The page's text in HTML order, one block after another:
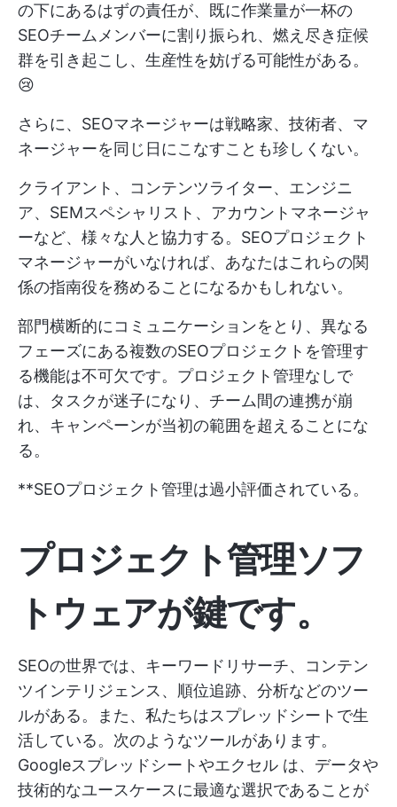
の下にあるはずの責任が、既に作業量が一杯の
SEOチームメンバーに割り振られ、燃え尽き症候
群を引き起こし、生産性を妨げる可能性がある。
😢
さらに、SEOマネージャーは戦略家、技術者、マ
ネージャーを同じ日にこなすことも珍しくない。
クライアント、コンテンツライター、エンジニ
ア、SEMスペシャリスト、アカウントマネージャ
ーなど、様々な人と協力する。SEOプロジェクト
マネージャーがいなければ、あなたはこれらの関
係の指南役を務めることになるかもしれない。
部門横断的にコミュニケーションをとり、異なる
フェーズにある複数のSEOプロジェクトを管理す
る機能は不可欠です。プロジェクト管理なしで
は、タスクが迷子になり、チーム間の連携が崩
れ、キャンペーンが当初の範囲を超えることにな
る。
**SEOプロジェクト管理は過小評価されている。
プロジェクト管理ソフ
トウェアが鍵です。
SEOの世界では、キーワードリサーチ、コンテン
ツインテリジェンス、順位追跡、分析などのツー
ルがある。また、私たちはスプレッドシートで生
活している。次のようなツールがあります。
Googleスプレッドシートやエクセル は、データや
技術的なユースケースに最適な選択であることが